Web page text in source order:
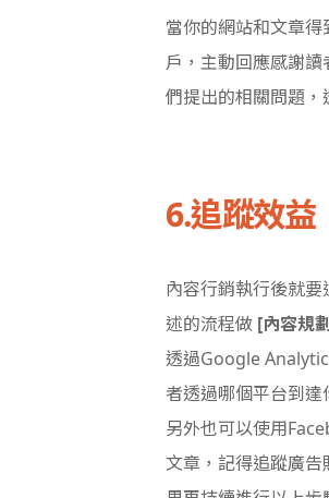
當你的網站和文章
戶，主動回應感謝
們提出的相關問題，
6.追蹤效益
內容行銷執行後就
述的流程做 [內容規
透過Google
者透過哪個平台到達
另外也可以使用
文章，記得追蹤廣